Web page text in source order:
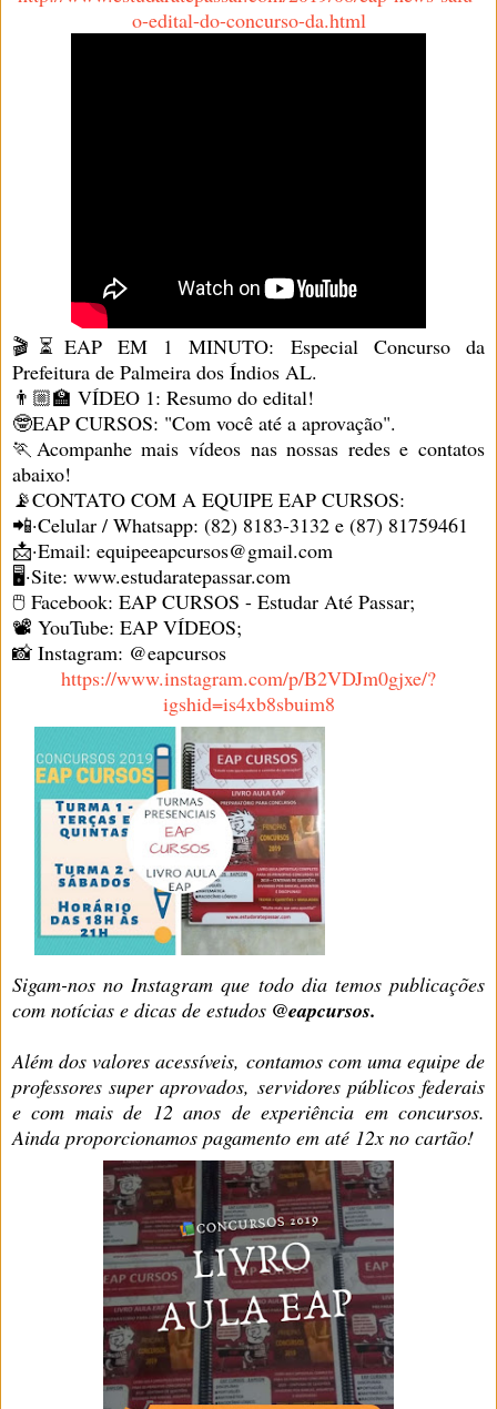
o-edital-do-concurso-da.html
🎬⏳EAP EM 1 MINUTO: Especial Concurso da
Prefeitura de Palmeira dos Índios AL.
👨🏼‍🏫 VÍDEO 1: Resumo do edital!
🤓EAP CURSOS: "Com você até a aprovação".
🏃Acompanhe mais vídeos nas nossas redes e contatos
abaixo!
📡CONTATO COM A EQUIPE EAP CURSOS:
📲·Celular / Whatsapp: (82) 8183-3132 e (87) 81759461
📩·Email: equipeeapcursos@gmail.com
🖥·Site: www.estudaratepassar.com
🖱 Facebook: EAP CURSOS - Estudar Até Passar;
📽 YouTube: EAP VÍDEOS;
📸 Instagram: @eapcursos
https://www.instagram.com/p/B2VDJm0gjxe/?
igshid=is4xb8sbuim8
Sigam-nos no Instagram que todo dia temos publicações
com notícias e dicas de estudos @eapcursos.
Além dos valores acessíveis, contamos com uma equipe de
professores super aprovados, servidores públicos federais
e com mais de 12 anos de experiência em concursos.
Ainda proporcionamos pagamento em até 12x no cartão!